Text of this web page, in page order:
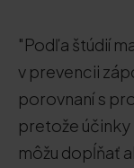
"Podľa štúdií
v prevencii
porovnaní s
pretože
môžu dopĺňať